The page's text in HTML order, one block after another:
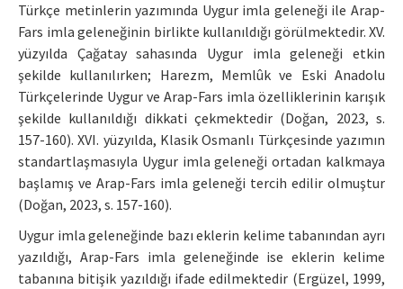
Türkçe metinlerin yazımında Uygur imla geleneği ile Arap-
Fars imla geleneğinin birlikte kullanıldığı görülmektedir. XV.
yüzyılda Çağatay sahasında Uygur imla geleneği etkin
şekilde kullanılırken; Harezm, Memlûk ve Eski Anadolu
Türkçelerinde Uygur ve Arap-Fars imla özelliklerinin karışık
şekilde kullanıldığı dikkati çekmektedir (Doğan, 2023, s.
157-160). XVI. yüzyılda, Klasik Osmanlı Türkçesinde yazımın
standartlaşmasıyla Uygur imla geleneği ortadan kalkmaya
başlamış ve Arap-Fars imla geleneği tercih edilir olmuştur
(Doğan, 2023, s. 157-160).
Uygur imla geleneğinde bazı eklerin kelime tabanından ayrı
yazıldığı, Arap-Fars imla geleneğinde ise eklerin kelime
tabanına bitişik yazıldığı ifade edilmektedir (Ergüzel, 1999,